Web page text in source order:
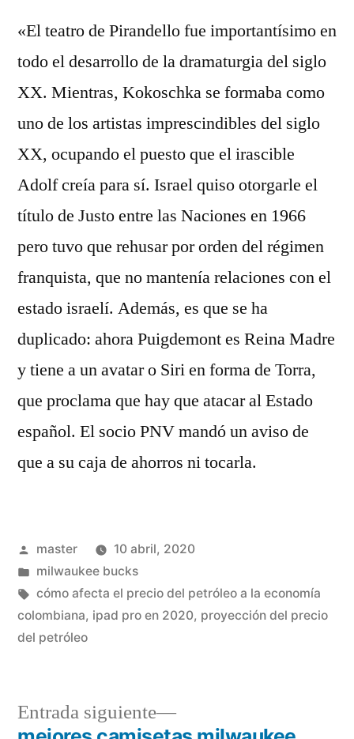
«El teatro de Pirandello fue importantísimo en
todo el desarrollo de la dramaturgia del siglo
XX. Mientras, Kokoschka se formaba como
uno de los artistas imprescindibles del siglo
XX, ocupando el puesto que el irascible
Adolf creía para sí. Israel quiso otorgarle el
título de Justo entre las Naciones en 1966
pero tuvo que rehusar por orden del régimen
franquista, que no mantenía relaciones con el
estado israelí. Además, es que se ha
duplicado: ahora Puigdemont es Reina Madre
y tiene a un avatar o Siri en forma de Torra,
que proclama que hay que atacar al Estado
español. El socio PNV mandó un aviso de
que a su caja de ahorros ni tocarla.
Publicado
por
master
10 abril, 2020
Publicado
en
milwaukee bucks
Etiquetas:
cómo afecta el precio del petróleo a la economía
colombiana, ipad pro en 2020, proyección del precio
del petróleo
Entrada siguiente
Entrada